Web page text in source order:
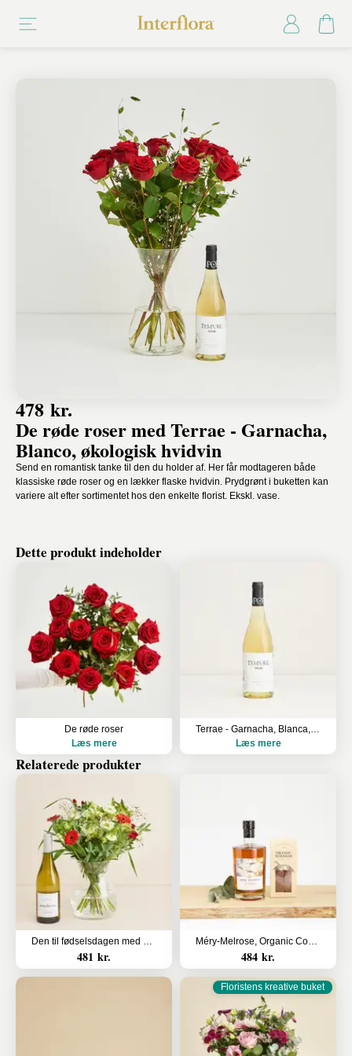
478 kr.
De røde roser med Terrae - Garnacha,
Blanco, økologisk hvidvin
Send en romantisk tanke til den du holder af. Her får modtageren både
klassiske røde roser og en lækker flaske hvidvin. Prydgrønt i buketten kan
variere alt efter sortimentet hos den enkelte florist. Ekskl. vase.
Dette produkt indeholder
De røde roser
Læs mere
Terrae - Garnacha, Blanca, økologisk hvidvin
Læs mere
Relaterede produkter
Den til fødselsdagen med Les Amourettes, Sauvignon Blanc
481 kr.
Méry-Melrose, Organic Cognac med orangestænger i lys chokolade
484 kr.
Floristens kreative buket